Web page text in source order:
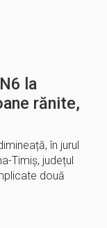
la
rănite,
în jurul
Timiș, județul
două